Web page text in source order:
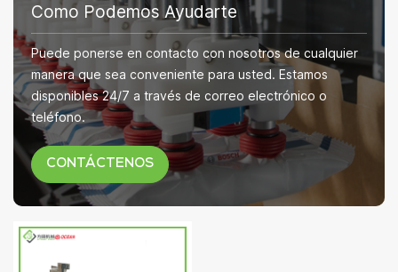
Como Podemos Ayudarte
Puede ponerse en contacto con nosotros de cualquier
manera que sea conveniente para usted. Estamos
disponibles 24/7 a través de correo electrónico o
teléfono.
CONTÁCTENOS